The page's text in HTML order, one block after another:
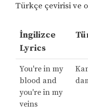
Türkçe çevirisi ve
İngilizce
Lyrics
You're in my
blood and
you're in my
veins